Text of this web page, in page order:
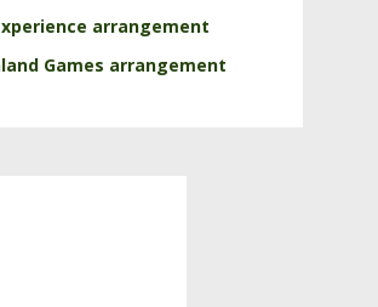
arrangement
Games arrangement